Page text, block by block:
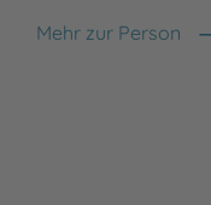
Mehr zur Person
Lu Fraser